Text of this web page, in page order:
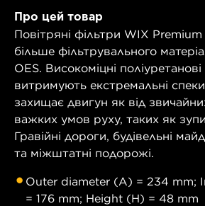
Про цей товар
Повітряні фільтри WIX Premium
більше фільтрувального
OES. Високоміцні
витримують екстремальні
захищає двигун як від
важких умов руху, таких як
Гравійні дороги, будівельні
та міжштатні подорожі.
Outer diameter (A) = 234 mm;
= 176 mm; Height (H) = 48 mm